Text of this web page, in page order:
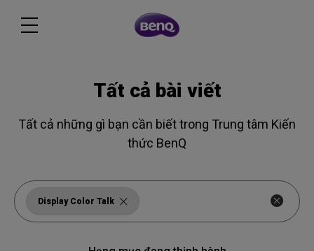
Tất cả bài viết
Tất cả những gì bạn cần biết trong Trung tâm Kiến
thức BenQ
Display Color Talk